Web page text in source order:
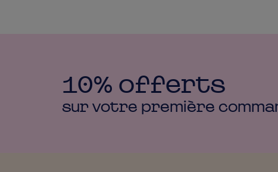
10% offerts
sur votre première